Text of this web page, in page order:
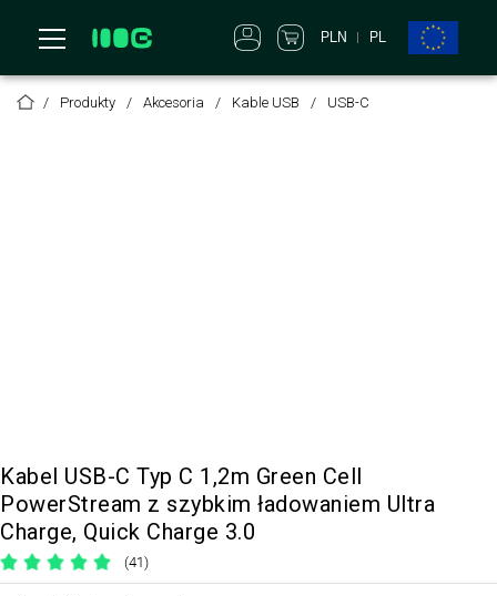
PLN PL
Produkty Akcesoria Kable USB USB-C
Kabel USB-C Typ C 1,2m Green Cell
PowerStream z szybkim ładowaniem Ultra
Charge, Quick Charge 3.0
(41)